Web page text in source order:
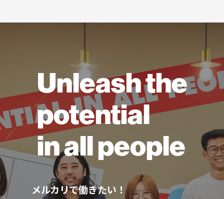
Unleash the
potential
in all people
メルカリで働きたい！